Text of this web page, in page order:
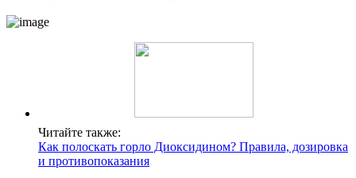
Читайте также:
Как полоскать горло Диоксидином? Правила, дозировка
и противопоказания